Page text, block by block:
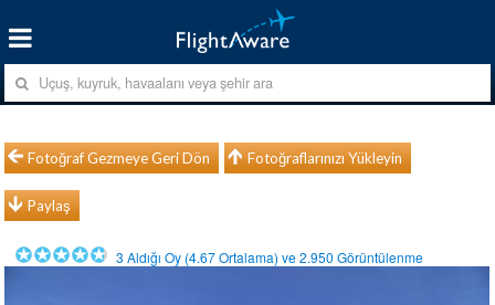
Fotoğraf Gezmeye Geri Dön Fotoğraflarınızı Yükleyin
Paylaş
3 Aldığı Oy (4.67Ortalama) ve2.950 Görüntülenme